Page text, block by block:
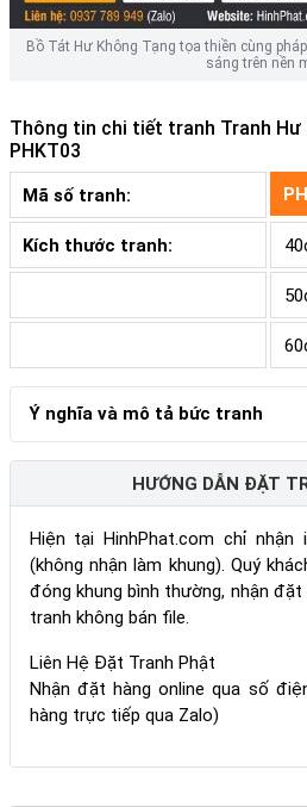
Bồ Tát Hư Không Tạng tọa thiền cùng
sáng trên nền
Thông tin chi tiết tranh Tranh
PHKT03
Mã số tranh:
Kích thước tranh:
Ý nghĩa và mô tả bức tranh
HƯỚNG DẪN ĐẶT
Hiện tại HinhPhat.com chỉ
(không nhận làm khung). Quý
đóng khung bình thường, nhận
tranh không bán file.
Liên Hệ Đặt Tranh Phật
Nhận đặt hàng online qua số
hàng trực tiếp qua Zalo)